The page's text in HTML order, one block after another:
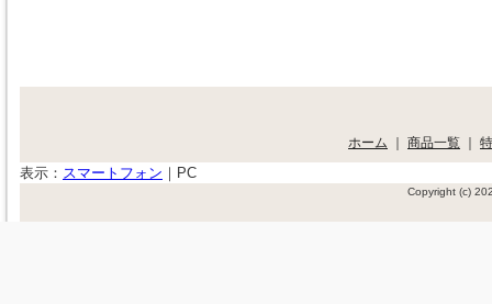
ホーム ｜ 商品一覧 ｜
表示： スマートフォン ｜ PC
Copyright (c)